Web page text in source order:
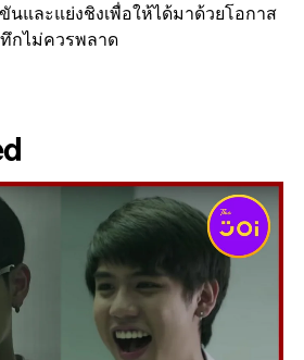
นและแย่งชิงเพื่อให้ได้มาด้วยโอกาส
กไม่ควรพลาด